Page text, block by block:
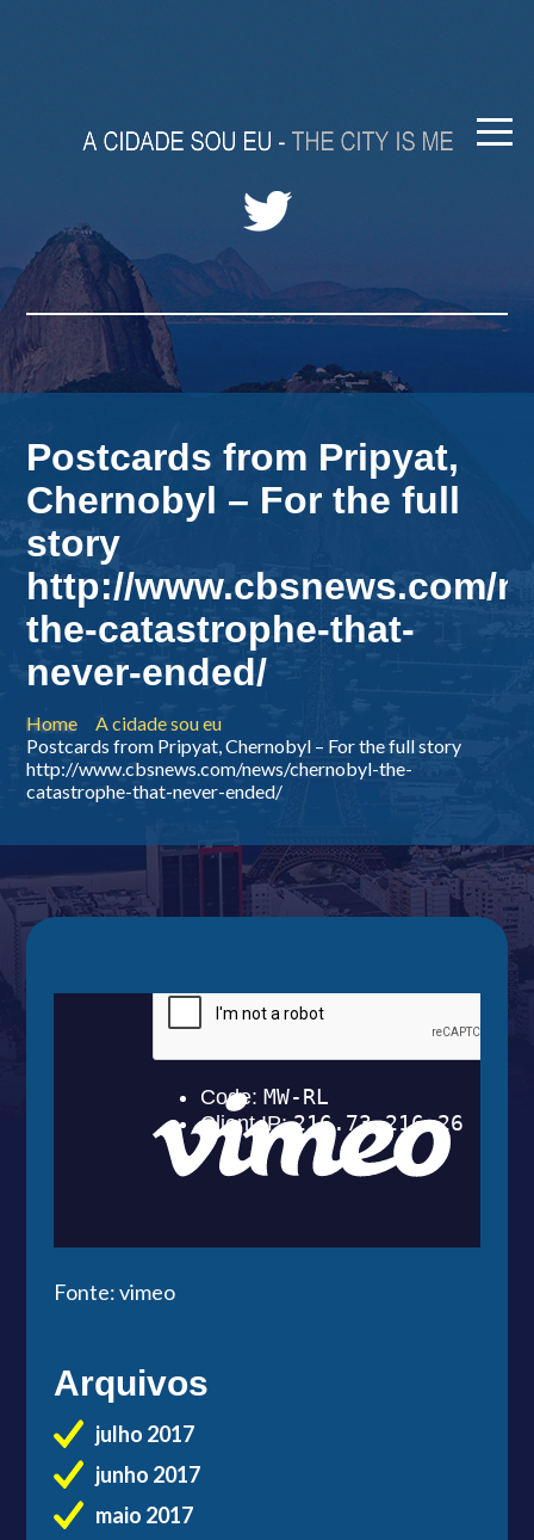
Postcards from Pripyat,
Chernobyl – For the full
story
http://www.cbsnews.com/
the-catastrophe-that-
never-ended/
Home
A cidade sou eu
Postcards from Pripyat, Chernobyl – For the full story
http://www.cbsnews.com/news/chernobyl-the-
catastrophe-that-never-ended/
Fonte: vimeo
Arquivos
julho 2017
junho 2017
maio 2017